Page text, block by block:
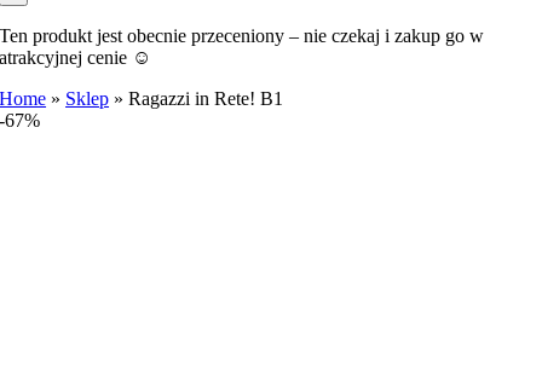
Ten produkt jest obecnie przeceniony – nie czekaj i zakup go w
atrakcyjnej cenie ☺️
Home » Sklep »Ragazzi in Rete! B1
-67%